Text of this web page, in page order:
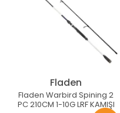
Fladen
Fladen Warbird Spining 2
PC 210CM 1-10G LRF KAMIŞI